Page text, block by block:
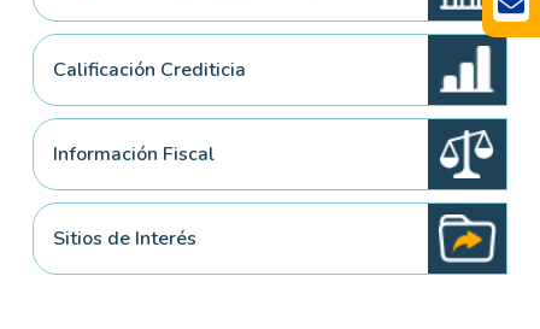
Calificación Crediticia
Información Fiscal
Sitios de Interés